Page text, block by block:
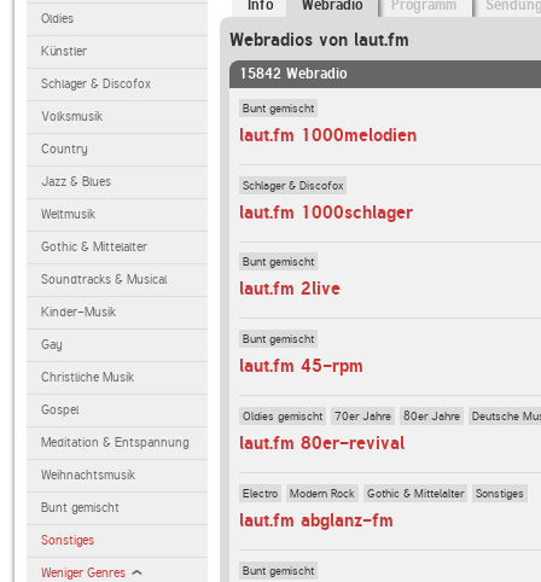
Oldies
Künstler
Schlager & Discofox
Volksmusik
Country
Jazz & Blues
Weltmusik
Gothic & Mittelalter
Soundtracks & Musical
Kinder-Musik
Gay
Christliche Musik
Gospel
Meditation & Entspannung
Weihnachtsmusik
Bunt gemischt
Sonstiges
Weniger Genres
Info Webradio Programm
Webradios von laut.fm
15842 Webradio
Bunt gemischt
laut.fm 1000melodien
Schlager & Discofox
laut.fm 1000schlager
Bunt gemischt
laut.fm 2live
Bunt gemischt
laut.fm 45-rpm
Oldies gemischt 70er Jahre 80er Jahre Deutsche
laut.fm 80er-revival
Electro Modern Rock Gothic & Mittelalter Sonstiges
laut.fm abglanz-fm
Bunt gemischt